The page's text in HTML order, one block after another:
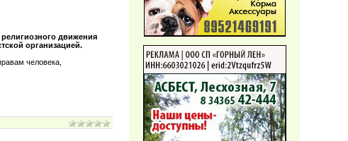
движения
организацией.
человека,